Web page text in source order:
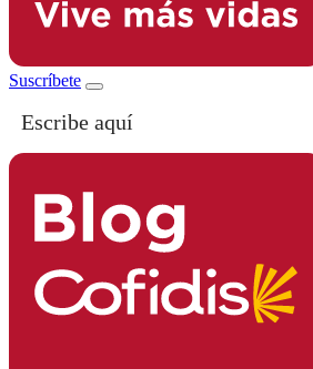
Suscríbete